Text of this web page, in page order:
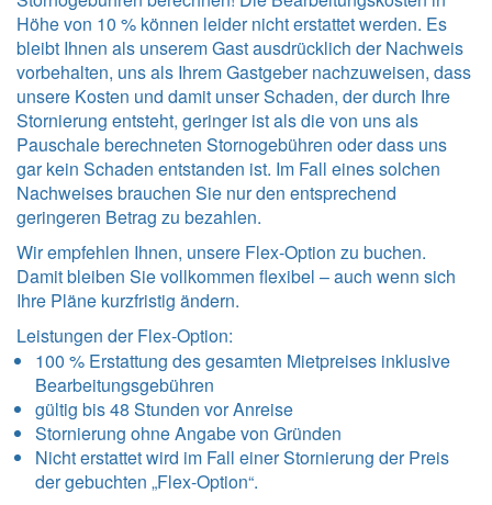
Höhe von 10 % können leider nicht erstattet werden. Es
bleibt Ihnen als unserem Gast ausdrücklich der Nachweis
vorbehalten, uns als Ihrem Gastgeber nachzuweisen, dass
unsere Kosten und damit unser Schaden, der durch Ihre
Stornierung entsteht, geringer ist als die von uns als
Pauschale berechneten Stornogebühren oder dass uns
gar kein Schaden entstanden ist. Im Fall eines solchen
Nachweises brauchen Sie nur den entsprechend
geringeren Betrag zu bezahlen.
Wir empfehlen Ihnen, unsere Flex-Option zu buchen.
Damit bleiben Sie vollkommen flexibel – auch wenn sich
Ihre Pläne kurzfristig ändern.
Leistungen der Flex-Option:
100 % Erstattung des gesamten Mietpreises inklusive
Bearbeitungsgebühren
gültig bis 48 Stunden vor Anreise
Stornierung ohne Angabe von Gründen
Nicht erstattet wird im Fall einer Stornierung der Preis
der gebuchten „Flex-Option“.